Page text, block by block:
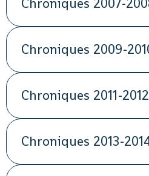
Chroniques 2007-
Chroniques 2009-
Chroniques 2011-2012
Chroniques 2013-